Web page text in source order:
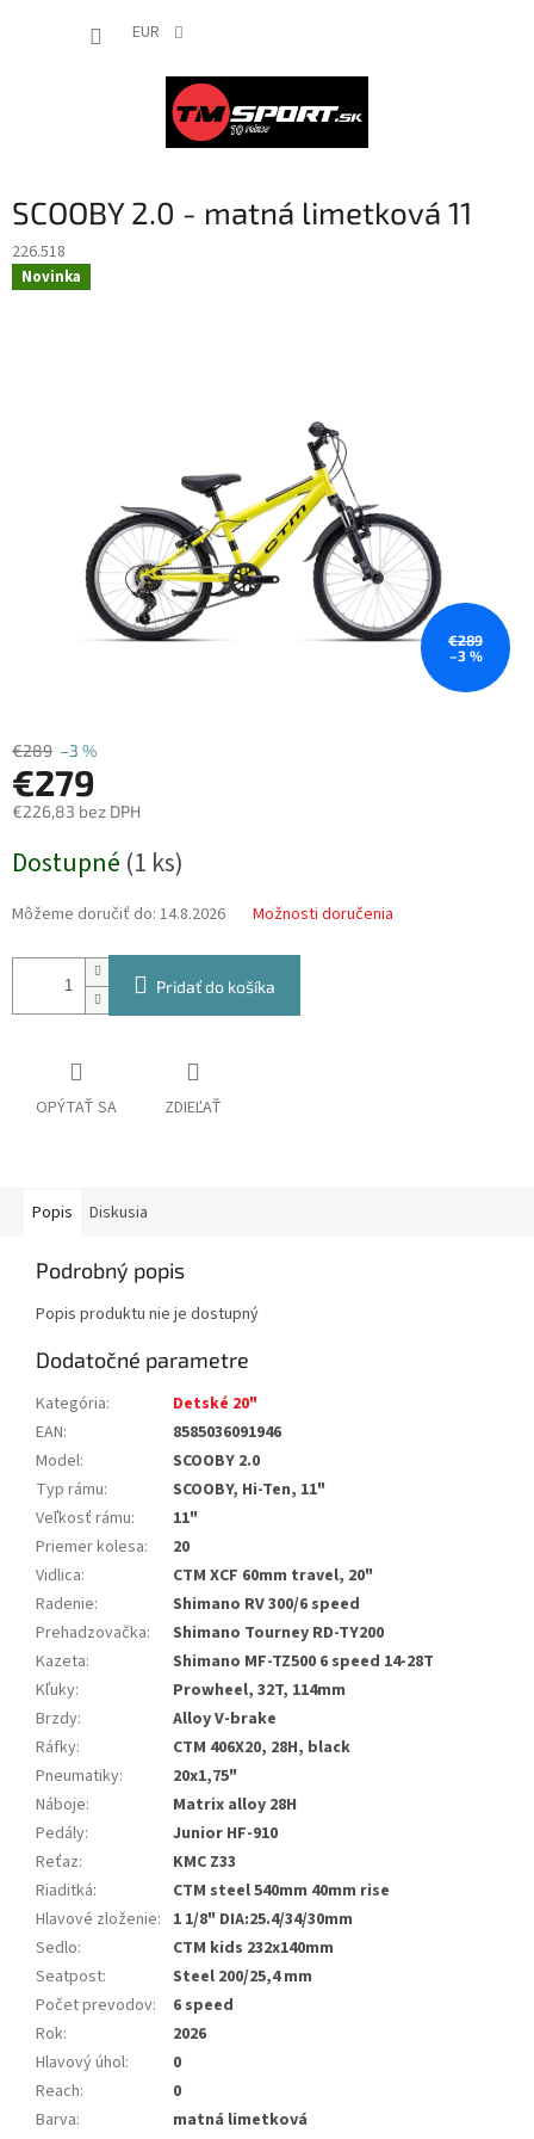
EUR
SCOOBY 2.0 - matná limetková 11
226.518
Novinka
€289
–3 %
€289 –3 %
€279
€226,83 bez DPH
cena:
Dostupné (1 ks)
Môžeme doručiť do: 14.8.2026 Možnosti doručenia
Pridať do košíka
OPÝTAŤ SA ZDIEĽAŤ
Popis Diskusia
Podrobný popis
Popis produktu nie je dostupný
Dodatočné parametre
Kategória:
Detské 20"
EAN:
8585036091946
Model:
SCOOBY 2.0
Typ rámu:
SCOOBY, Hi-Ten, 11"
Veľkosť rámu:
11"
Priemer kolesa:
20
Vidlica:
CTM XCF 60mm travel, 20"
Radenie:
Shimano RV 300/6 speed
Prehadzovačka:
Shimano Tourney RD-TY200
Kazeta:
Shimano MF-TZ500 6 speed 14-28T
Kľuky:
Prowheel, 32T, 114mm
Brzdy:
Alloy V-brake
Ráfky:
CTM 406X20, 28H, black
Pneumatiky:
20x1,75"
Náboje:
Matrix alloy 28H
Pedály:
Junior HF-910
Reťaz:
KMC Z33
Riaditká:
CTM steel 540mm 40mm rise
Hlavové zloženie: 1 1/8" DIA:25.4/34/30mm
Sedlo:
CTM kids 232x140mm
Seatpost:
Steel 200/25,4 mm
Počet prevodov:
6 speed
Rok:
2026
Hlavový úhol:
0
Reach:
0
Barva: matná limetková